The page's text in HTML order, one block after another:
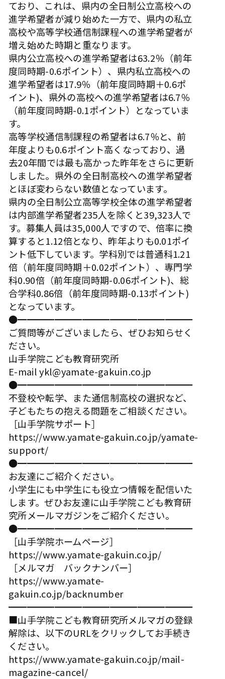
ており、これは、県内の全日制公立高校への
進学希望者が減り始めた一方で、県内の私立
高校や高等学校通信制課程への進学希望者が
増え始めた時期と重なります。
県内公立高校への進学希望者は63.2％（前年
度同時期-0.6ポイント）、県内私立高校への
進学希望者は17.9％（前年度同時期＋0.6ポ
イント)、県外の高校への進学希望者は6.7％
（前年度同時期-0.1ポイント）となっていま
す。
高等学校通信制課程の希望者は6.7％と、前
年度よりも0.6ポイント高くなっており、過
去20年間では最も高かった昨年をさらに更新
しました。県外の全日制高校への進学希望者
とほぼ変わらない数値となっています。
県内の全日制公立高等学校全体の進学希望者
は内部進学希望者235人を除くと39,323人で
す。募集人員は35,000人ですので、倍率に換
算すると1.12倍となり、昨年よりも0.01ポイ
ント低下しています。学科別では普通科1.21
倍（前年度同時期＋0.02ポイント）、専門学
科0.90倍（前年度同時期-0.06ポイント)、総
合学科0.86倍（前年度同時期-0.13ポイント)
となっています。
●━━━━━━━━━━━━━━━━━━━
ご質問等がございましたら、ぜひお知らせく
ださい。
山手学院こども教育研究所
E-mailykl@yamate-gakuin.co.jp
●━━━━━━━━━━━━━━━━━━━
不登校や転学、また通信制高校の選択など、
子どもたちの抱える問題をご相談ください。
［山手学院サポート］
https://www.yamate-gakuin.co.jp/yamate-
support/
●━━━━━━━━━━━━━━━━━━━
お友達にご紹介ください。
小学生にも中学生にも役立つ情報を配信いた
します。ぜひお友達に山手学院こども教育研
究所メールマガジンをご紹介ください。
●━━━━━━━━━━━━━━━━━━━
［山手学院ホームページ］
https://www.yamate-gakuin.co.jp/
［メルマガ バックナンバー］
https://www.yamate-
gakuin.co.jp/backnumber
━━━━━━━━━━━━━━━━━━━━
■山手学院こども教育研究所メルマガの登録
解除は、以下のURLをクリックしてお手続き
ください。
https://www.yamate-gakuin.co.jp/mail-
magazine-cancel/